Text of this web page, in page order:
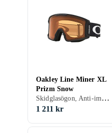
Oakley Line Miner XL
Prizm Snow
Skidglasögon, Anti-imsystem, UV-skydd, Hjälmkompatibel, Vuxen
1 211 kr